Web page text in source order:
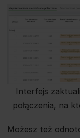
Interfejs
połączenia, na
Możesz też